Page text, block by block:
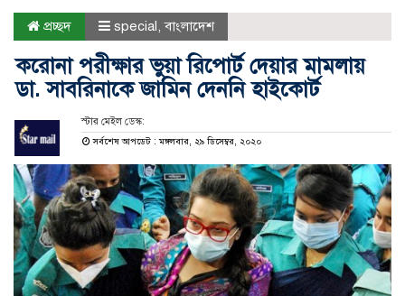
প্রচ্ছদ special,বাংলাদেশ
করোনা পরীক্ষার ভুয়া রিপোর্ট দেয়ার মামলায়
ডা. সাবরিনাকে জামিন দেননি হাইকোর্ট
স্টার মেইল ডেস্ক:
সর্বশেষ আপডেট : মঙ্গলবার, ২৯ ডিসেম্বর, ২০২০